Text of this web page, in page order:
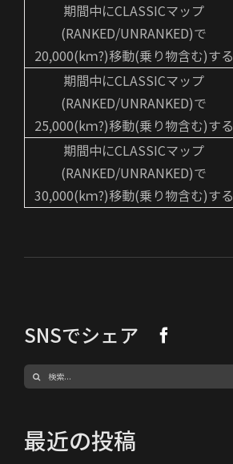
期間中にCLASSICマップ
(RANKED/UNRANKED)で
20,000(kｍ?)移動(乗り物含む)する
期間中にCLASSICマップ
(RANKED/UNRANKED)で
25,000(kｍ?)移動(乗り物含む)する
期間中にCLASSICマップ
(RANKED/UNRANKED)で
30,000(kｍ?)移動(乗り物含む)する
SNSでシェア
検
最近の投稿